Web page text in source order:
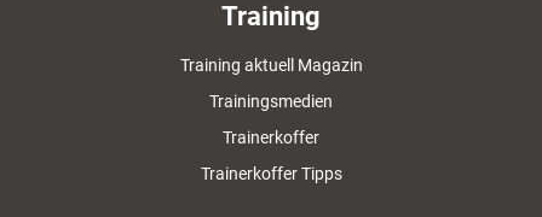
Training
Training aktuell Magazin
Trainingsmedien
Trainerkoffer
Trainerkoffer Tipps